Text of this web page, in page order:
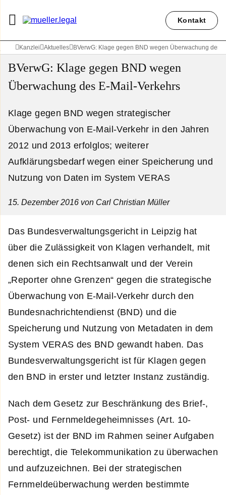
Kontakt
Kanzlei Aktuelles BVerwG: Klage gegen BND wegen Überwachung des
BVerwG: Klage gegen BND wegen
Überwachung des E-Mail-Verkehrs
Klage gegen BND wegen strategischer
Überwachung von E-Mail-Verkehr in den Jahren
2012 und 2013 erfolglos; weiterer
Aufklärungsbedarf wegen einer Speicherung und
Nutzung von Daten im System VERAS
15. Dezember 2016 von Carl Christian Müller
Das Bundesverwaltungsgericht in Leipzig hat
über die Zulässigkeit von Klagen verhandelt, mit
denen sich ein Rechtsanwalt und der Verein
„Reporter ohne Grenzen“ gegen die strategische
Überwachung von E-Mail-Verkehr durch den
Bundesnachrichtendienst (BND) und die
Speicherung und Nutzung von Metadaten in dem
System VERAS des BND gewandt haben. Das
Bundesverwaltungsgericht ist für Klagen gegen
den BND in erster und letzter Instanz zuständig.
Nach dem Gesetz zur Beschränkung des Brief-,
Post- und Fernmeldegeheimnisses (Art. 10-
Gesetz) ist der BND im Rahmen seiner Aufgaben
berechtigt, die Telekommunikation zu überwachen
und aufzuzeichnen. Bei der strategischen
Fernmeldeüberwachung werden bestimmte